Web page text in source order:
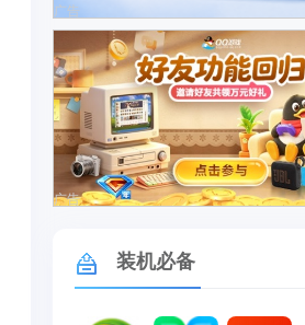
广告
广告
装机必备